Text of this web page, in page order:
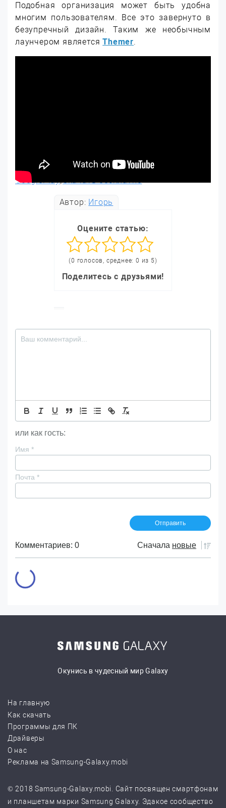
Подобная организация может быть удобна
многим пользователям. Все это завернуто в
безупречный дизайн. Таким же необычным
лаунчером являетсяThemer.
GooglePlay|Скачать бесплатно
Автор: Игорь
Оцените статью:
(0 голосов, среднее: 0 из 5)
Поделитесь с друзьями!
или как гость:
Имя *
Почта *
Комментариев: 0 Сначала новые
Окунись в чудесный мир Galaxy
На главную
Как скачать
Программы для ПК
Драйверы
О нас
Реклама на Samsung-Galaxy.mobi
© 2018 Samsung-Galaxy.mobi. Сайт посвящен смартфонам
и планшетам марки Samsung Galaxy. Эдакое сообщество